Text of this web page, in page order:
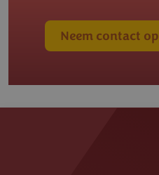
Neem contact op